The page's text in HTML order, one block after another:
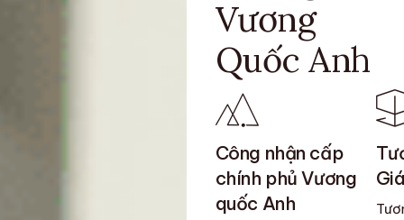
Vương
Quốc Anh
Công nhận cấp
chính phủ Vương
quốc Anh